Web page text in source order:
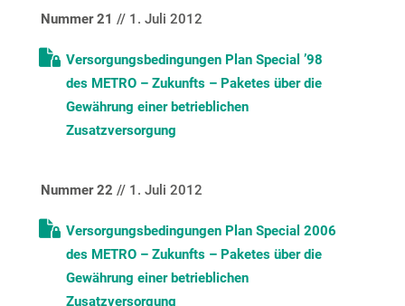
Nummer 21 // 1. Juli 2012
Versorgungsbedingungen Plan Special ’98
des METRO – Zukunfts – Paketes über die
Gewährung einer betrieblichen
Zusatzversorgung
Nummer 22 // 1. Juli 2012
Versorgungsbedingungen Plan Special 2006
des METRO – Zukunfts – Paketes über die
Gewährung einer betrieblichen
Zusatzversorgung